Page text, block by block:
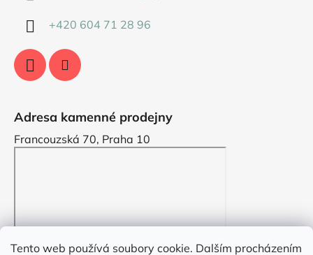
Tento web používá soubory cookie. Dalším procházením
+420 604 71 28 96
Adresa kamenné prodejny
Francouzská 70, Praha 10